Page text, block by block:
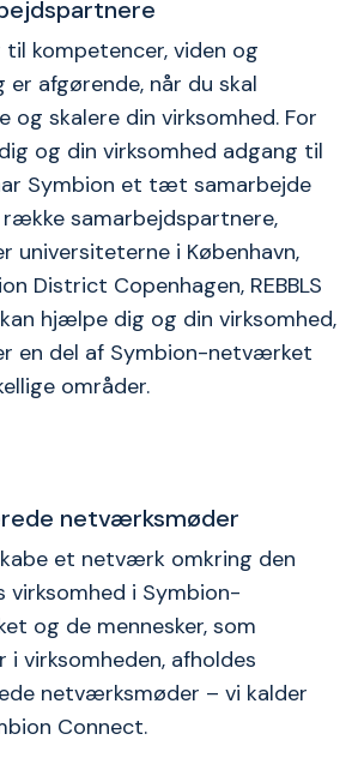
til kompetencer, viden og
er afgørende, når du skal
og skalere din virksomhed. For
og din virksomhed adgang til
Symbion et tæt samarbejde
række samarbejdspartnere,
universiteterne i København,
District Copenhagen, REBBLS
kan hjælpe dig og din virksomhed,
en del af Symbion-netværket
områder.
netværksmøder
et netværk omkring den
virksomhed i Symbion-
og de mennesker, som
i virksomheden, afholdes
netværksmøder – vi kalder
Connect.